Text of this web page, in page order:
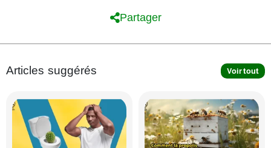
Partager
Articles suggérés Voir tout